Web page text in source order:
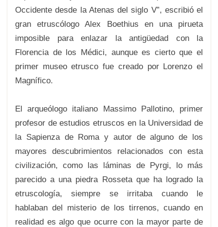
Occidente desde la Atenas del siglo V”, escribió el
gran etruscólogo Alex Boethius en una pirueta
imposible para enlazar la antigüedad con la
Florencia de los Médici, aunque es cierto que el
primer museo etrusco fue creado por Lorenzo el
Magnífico.
El arqueólogo italiano Massimo Pallotino, primer
profesor de estudios etruscos en la Universidad de
la Sapienza de Roma y autor de alguno de los
mayores descubrimientos relacionados con esta
civilización, como las láminas de Pyrgi, lo más
parecido a una piedra ­Rosseta que ha logrado la
etruscología, siempre se irritaba cuando le
hablaban del misterio de los tirrenos, cuando en
realidad es algo que ocurre con la mayor parte de